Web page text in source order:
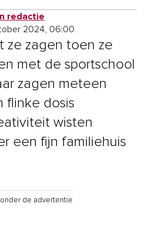
redactie
2024, 06:00
ze zagen toen ze
met de sportschool
zagen meteen
flinke dosis
wisten
een fijn familiehuis
de advertentie